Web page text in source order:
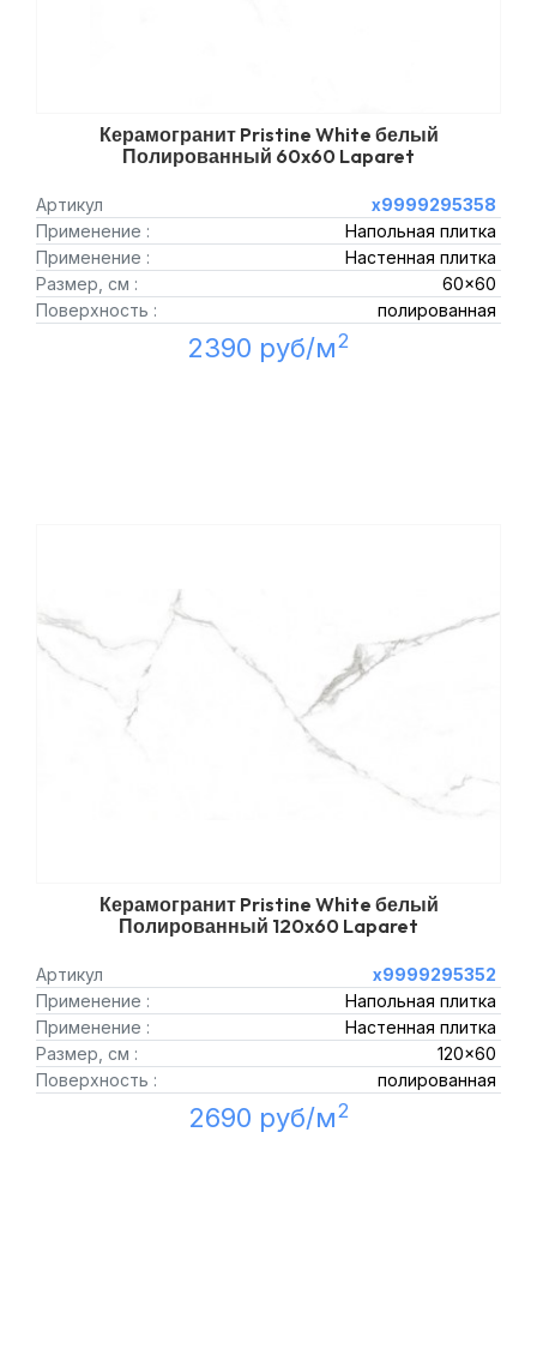
Керамогранит Pristine White белый
Полированный 60x60 Laparet
Артикул
х9999295358
Применение :
Напольная плитка
Применение :
Настенная плитка
Размер, см :
60x60
Поверхность :
полированная
2390 руб/м2
Керамогранит Pristine White белый
Полированный 120x60 Laparet
Артикул
х9999295352
Применение :
Напольная плитка
Применение :
Настенная плитка
Размер, см :
120x60
Поверхность :
полированная
2690 руб/м2